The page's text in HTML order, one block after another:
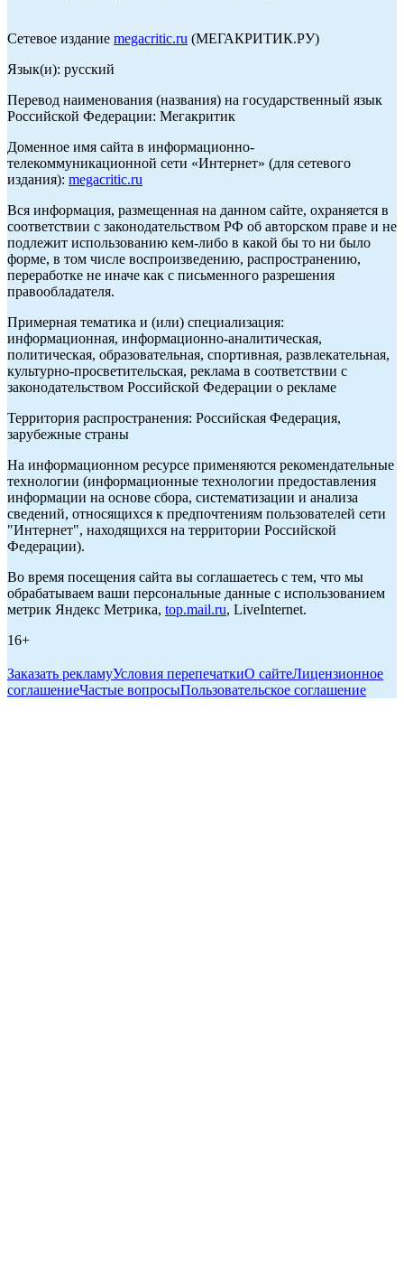
Сетевое издание megacritic.ru (МЕГАКРИТИК.РУ)
Язык(и): русский
Перевод наименования (названия) на государственный язык
Российской Федерации: Мегакритик
Доменное имя сайта в информационно-
телекоммуникационной сети «Интернет» (для сетевого
издания): megacritic.ru
Вся информация, размещенная на данном сайте, охраняется в
соответствии с законодательством РФ об авторском праве и не
подлежит использованию кем-либо в какой бы то ни было
форме, в том числе воспроизведению, распространению,
переработке не иначе как с письменного разрешения
правообладателя.
Примерная тематика и (или) специализация:
информационная, информационно-аналитическая,
политическая, образовательная, спортивная, развлекательная,
культурно-просветительская, реклама в соответствии с
законодательством Российской Федерации о рекламе
Территория распространения: Российская Федерация,
зарубежные страны
На информационном ресурсе применяются рекомендательные
технологии (информационные технологии предоставления
информации на основе сбора, систематизации и анализа
сведений, относящихся к предпочтениям пользователей сети
"Интернет", находящихся на территории Российской
Федерации).
Во время посещения сайта вы соглашаетесь с тем, что мы
обрабатываем ваши персональные данные с использованием
метрик Яндекс Метрика, top.mail.ru, LiveInternet.
16+
Заказать рекламуУсловия перепечаткиО сайтеЛицензионное
соглашениеЧастые вопросыПользовательское соглашение